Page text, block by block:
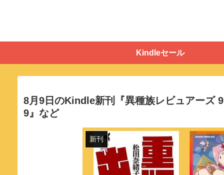
Kindleセール
8月9日のKindle新刊『異種族レビュアーズ
9』など
新刊